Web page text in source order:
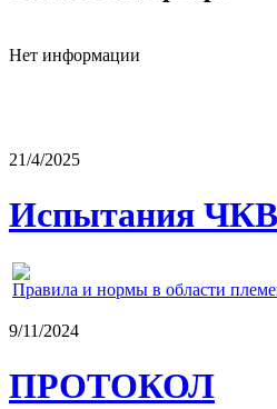
Нет информации
21/4/2025
Испытания
Правила и нормы в области
9/11/2024
ПРОТОКОЛ